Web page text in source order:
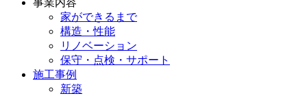
事業内容
家ができるまで
構造・性能
リノベーション
保守・点検・サポート
施工事例
新築